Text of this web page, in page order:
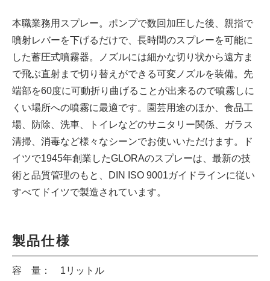
本職業務用スプレー。ポンプで数回加圧した後、親指で
噴射レバーを下げるだけで、長時間のスプレーを可能に
した蓄圧式噴霧器。ノズルには細かな切り状から遠方ま
で飛ぶ直射まで切り替えができる可変ノズルを装備。先
端部を60度に可動折り曲げることが出来るので噴霧しに
くい場所への噴霧に最適です。園芸用途のほか、食品工
場、防除、洗車、トイレなどのサニタリー関係、ガラス
清掃、消毒など様々なシーンでお使いいただけます。ド
イツで1945年創業したGLORAのスプレーは、最新の技
術と品質管理のもと、DIN ISO 9001ガイドラインに従い
すべてドイツで製造されています。
製品仕様
容 量： 1リットル